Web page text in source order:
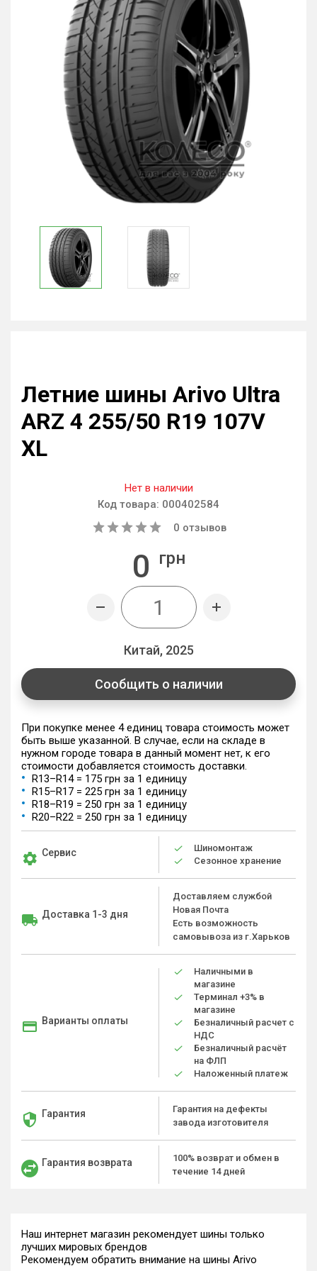
Летние шины Arivo Ultra
ARZ 4 255/50 R19 107V
XL
Нет в наличии
Код товара: 000402584
0 отзывов
0 грн
Китай, 2025
Сообщить о наличии
При покупке менее 4 единиц товара стоимость может
быть выше указанной. В случае, если на складе в
нужном городе товара в данный момент нет, к его
стоимости добавляется стоимость доставки.
R13–R14 = 175 грн за 1 единицу
R15–R17 = 225 грн за 1 единицу
R18–R19 = 250 грн за 1 единицу
R20–R22 = 250 грн за 1 единицу
Сервис
Шиномонтаж
Сезонное хранение
Доставка 1-3 дня
Доставляем службой
Новая Почта
Есть возможность
самовывоза из г.Харьков
Варианты оплаты
Наличными в
магазине
Терминал +3% в
магазине
Безналичный расчет с
НДС
Безналичный расчёт
на ФЛП
Наложенный платеж
Гарантия
Гарантия на дефекты
завода изготовителя
Гарантия возврата
100% возврат и обмен в
течение 14 дней
Наш интернет магазин рекомендует шины только
лучших мировых брендов
Рекомендуем обратить внимание на шины Arivo